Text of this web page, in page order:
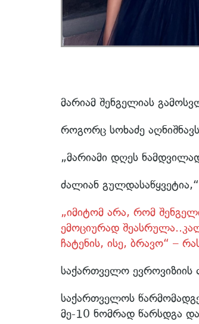
მარიამ შენგელიას
როგორც სოხაძე
„მარიამი დღეს
ძალიან
„იმიტომ არა, რომ
ემოციურად
ჩატენის, ისე, ბრავო“ –
საქართველო ევროვიზიის
საქართველოს
მე-10 ნომრად წარსდგა